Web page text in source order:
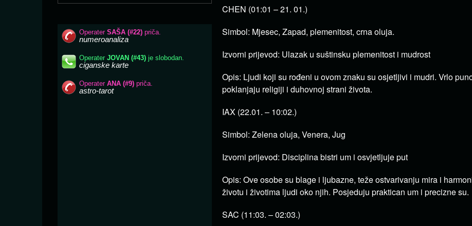
CHEN (01:01 – 21. 01.)
Simbol: Mjesec, Zapad, plemenitost, crna oluja.
Izvorni prijevod: Ulazak u suštinsku plemenitost i mudrost
Opis: Ljudi koji su rođeni u ovom znaku su osjetljivi i mudri. Vrlo
poklanjaju religiji i duhovnoj strani života.
IAX (22.01. – 10:02.)
Simbol: Zelena oluja, Venera, Jug
Izvorni prijevod: Disciplina bistri um i osvjetljuje put
Opis: Ove osobe su blage i ljubazne, teže ostvarivanju mira i
životu i životima ljudi oko njih. Posjeduju praktican um i precizne su.
SAC (11:03. – 02:03.)